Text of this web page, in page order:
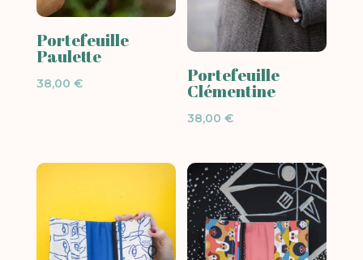
Portefeuille
Paulette
38,00 € Portefeuille
Clémentine
38,00€